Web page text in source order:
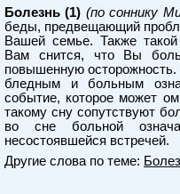
Болезнь (1) (по соннику
беды, предвещающий
Вашей семье. Также
Вам снится, что Вы
повышенную осторожность.
бледным и больным
событие, которое может
такому сну сопутствуют
во сне больной
несостоявшейся встречей.
Другие слова по теме: